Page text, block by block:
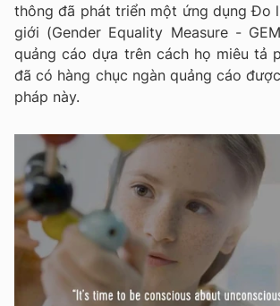
thông đã phát triển một ứng dụng Đo
giới (Gender Equality Measure -
quảng cáo dựa trên cách họ miêu tả
đã có hàng chục ngàn quảng cáo
pháp này.